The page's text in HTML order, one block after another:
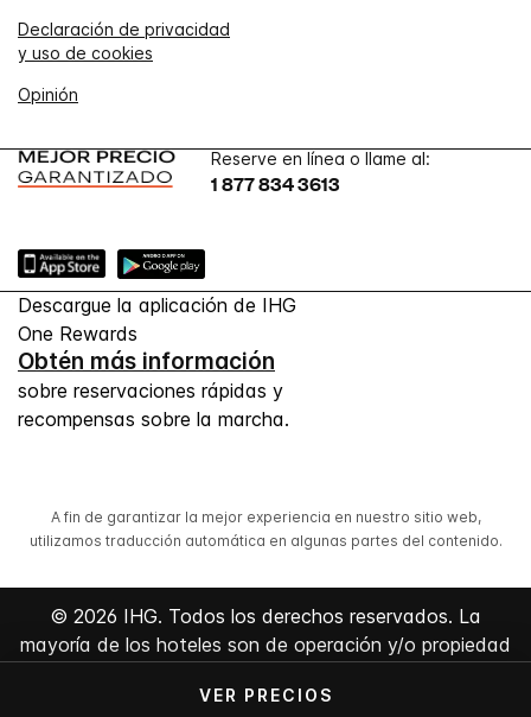
VER PRECIOS
Declaración de privacidad
y uso de cookies
Opinión
Reserve en línea o llame al:
1 877 834 3613
Descargue la aplicación de IHG
One Rewards
Obtén más información
sobre reservaciones rápidas y
recompensas sobre la marcha.
A fin de garantizar la mejor experiencia en nuestro sitio web,
utilizamos traducción automática en algunas partes del contenido.
© 2026 IHG. Todos los derechos reservados. La
mayoría de los hoteles son de operación y/o propiedad